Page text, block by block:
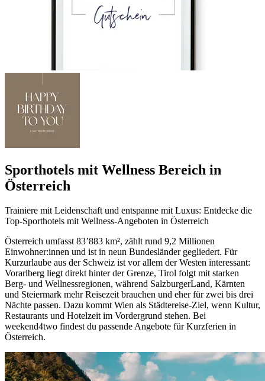
Sporthotels mit Wellness Bereich in
Österreich
Trainiere mit Leidenschaft und entspanne mit Luxus: Entdecke die
Top-Sporthotels mit Wellness-Angeboten in Österreich
Österreich umfasst 83’883 km², zählt rund 9,2 Millionen
Einwohner:innen und ist in neun Bundesländer gegliedert. Für
Kurzurlaube aus der Schweiz ist vor allem der Westen interessant:
Vorarlberg liegt direkt hinter der Grenze, Tirol folgt mit starken
Berg- und Wellnessregionen, während SalzburgerLand, Kärnten
und Steiermark mehr Reisezeit brauchen und eher für zwei bis drei
Nächte passen. Dazu kommt Wien als Städtereise-Ziel, wenn Kultur,
Restaurants und Hotelzeit im Vordergrund stehen. Bei
weekend4two findest du passende Angebote für Kurzferien in
Österreich.